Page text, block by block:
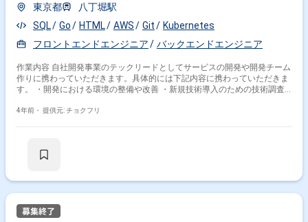
東京都
八丁堀駅
SQL
Go HTML AWS Git
Kubernetes
フロントエンドエンジニア
バックエンドエンジニア
作業内容 自社開発事業のテックリードとしてサービスの開発や開発チーム
作りに携わっていただきます。具体的には下記内容に携わっていただきま
す。 ・開発における環境の整備や改善 ・新規技術導入のための技術調査
備 ・ログ基盤整備
4年前・ 提供元: チョクフリ